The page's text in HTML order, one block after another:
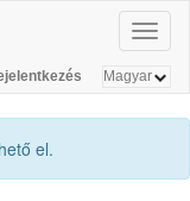
el.